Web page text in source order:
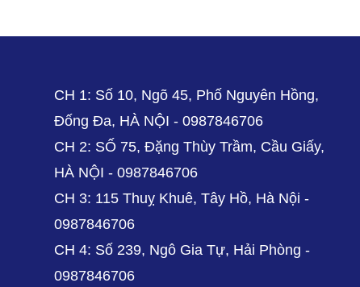
CH 1: Số 10, Ngõ 45, Phố Nguyên Hồng,
Đống Đa, HÀ NỘI - 0987846706
CH 2: SỐ 75, Đặng Thùy Trầm, Cầu Giấy,
HÀ NỘI - 0987846706
CH 3: 115 Thuỵ Khuê, Tây Hồ, Hà Nội -
0987846706
CH 4: Số 239, Ngô Gia Tự, Hải Phòng -
0987846706